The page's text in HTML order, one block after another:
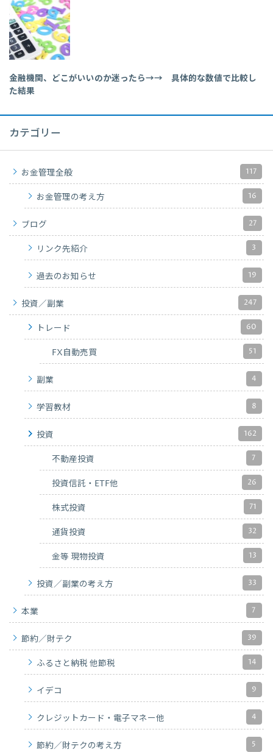
金融機関、どこがいいのか迷ったら→→ 具体的な数値で比較し
た結果
カテゴリー
お金管理全般 117
お金管理の考え方 16
ブログ 27
リンク先紹介 3
過去のお知らせ 19
投資／副業 247
トレード 60
FX自動売買 51
副業 4
学習教材 8
投資 162
不動産投資 7
投資信託・ETF他 26
株式投資 71
通貨投資 32
金等 現物投資 13
投資／副業の考え方 33
本業 7
節約／財テク 39
ふるさと納税 他節税 14
イデコ 9
クレジットカード・電子マネー他 4
節約／財テクの考え方 5